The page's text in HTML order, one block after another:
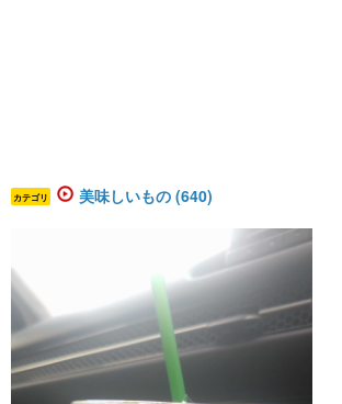
カテゴリ 美味しいもの (640)